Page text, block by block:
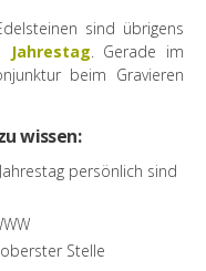
sind übrigens
Jahrestag . Gerade im
beim Gravieren
wissen:
persönlich sind
Stelle